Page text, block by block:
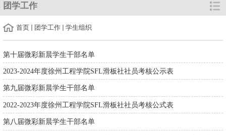
团学工作
首页 团学工作 学生组织
第十届微彩新晨学生干部名单
2023-2024年度徐州工程学院SFL滑板社社员考核公示表
第九届微彩新晨学生干部名单
2022-2023年度徐州工程学院SFL滑板社社员考核公式表
第八届微彩新晨学生干部名单